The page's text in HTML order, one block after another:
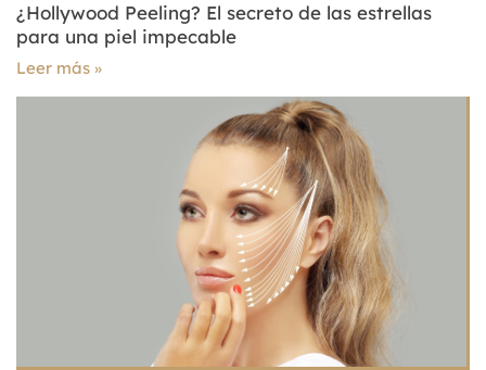
¿Hollywood Peeling? El secreto de las estrellas
para una piel impecable
Leer más